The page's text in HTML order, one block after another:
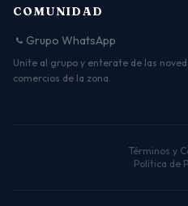
COMUNIDAD
Grupo WhatsApp
Unite al grupo y enterate de las
comercios de la zona.
Términos y
Política de